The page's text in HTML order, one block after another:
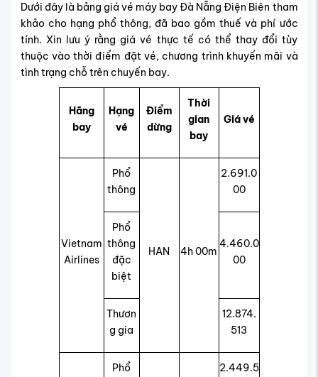
Dưới đây là bảng giá vé máy bay Đà Nẵng Điện Biên tham
khảo cho hạng phổ thông, đã bao gồm thuế và phí ước
tính. Xin lưu ý rằng giá vé thực tế có thể thay đổi tùy
thuộc vào thời điểm đặt vé, chương trình khuyến mãi và
tình trạng chỗ trên chuyến bay.
Hãng
bay
Hạng
vé
Điểm
dừng
Thời
gian
bay
Giá vé
Vietnam
Airlines
Phổ
thông
HAN 4h 00m
2.691.0
00
Phổ
thông
đặc
biệt
4.460.0
00
Thươn
g gia
12.874.
513
Phổ
2.449.5